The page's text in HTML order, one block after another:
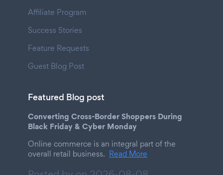
Affiliate Program
Success Stories
Feature Requests
Guest Blog Post
Featured Blog post
Converting Cross-Border Shoppers During
Black Friday & Cyber Monday
Online commerce is an integral part of the
overall retail business. Read More